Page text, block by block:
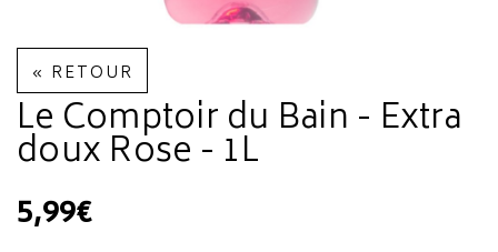
« RETOUR
Le Comptoir du Bain - Extra
doux Rose - 1L
5,99€